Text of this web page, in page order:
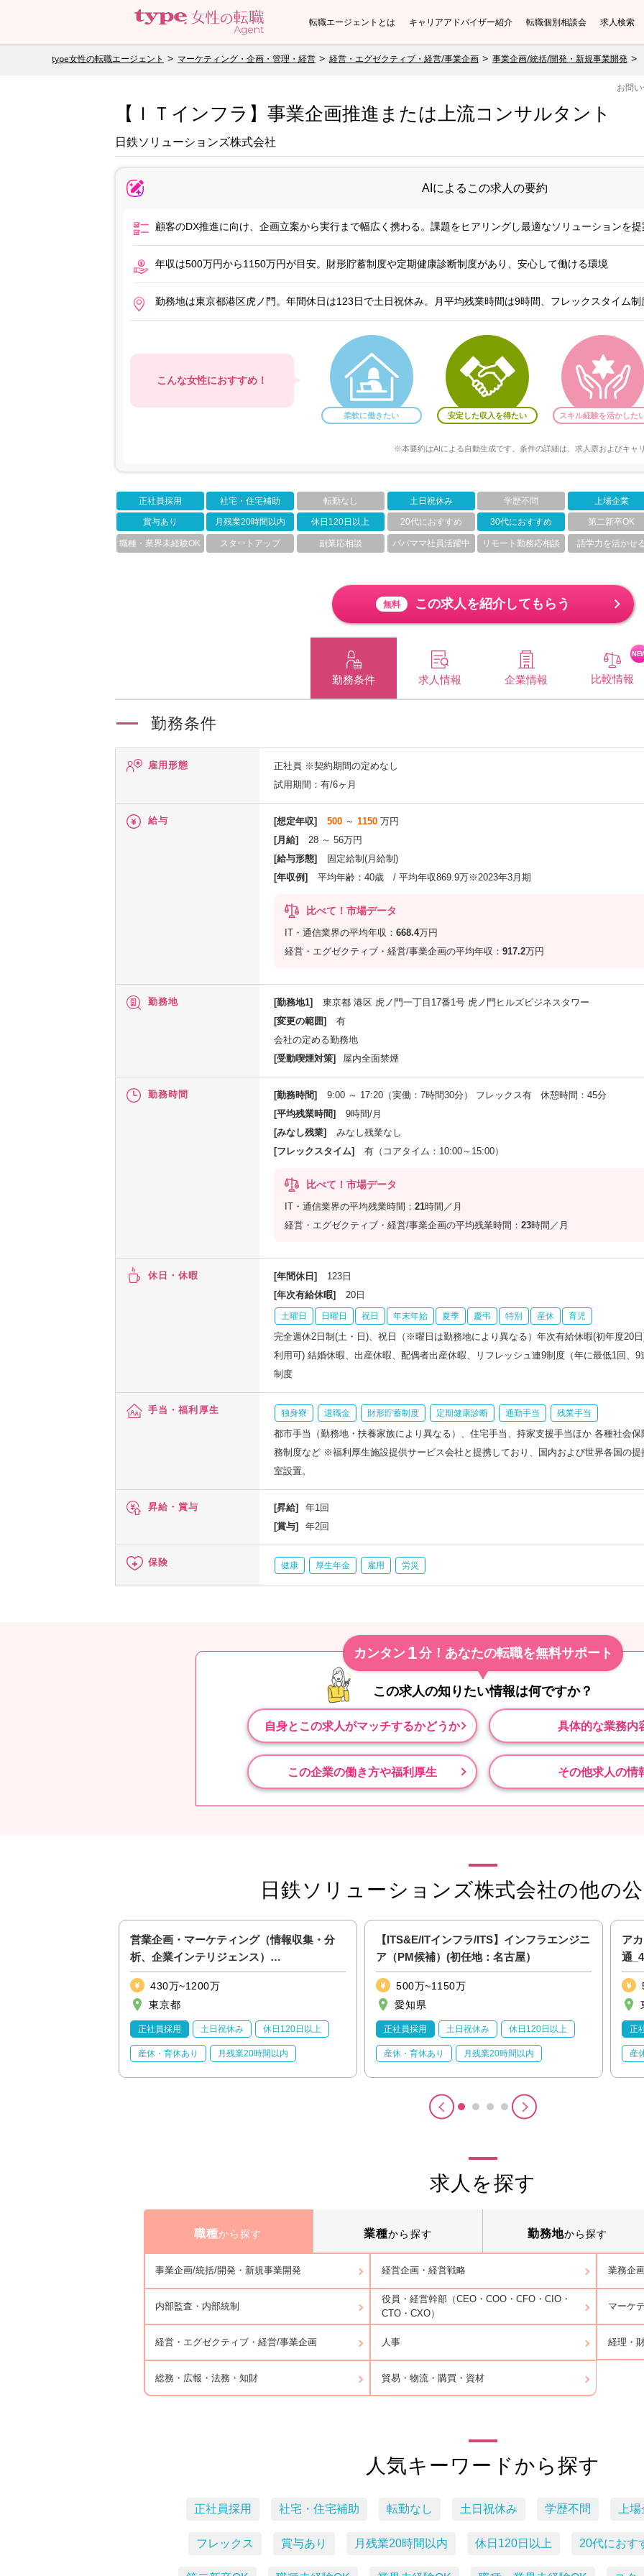
転職エージェントとは キャリアアドバイザー紹介 転職個別相談会 求人検索
type女性の転職エージェント マーケティング・企画・管理・経営 経営・エグゼクティブ・経営/事業企画 事業企画/統括/開発・新規事業開発
お問
【ＩＴインフラ】事業企画推進または上流コンサルタント
日鉄ソリューションズ株式会社
AIによるこの求人の要約
顧客のDX推進に向け、企画立案から実行まで幅広く携わる。課題をヒアリングし最適なソリューションを
年収は500万円から1150万円が目安。財形貯蓄制度や定期健康診断制度があり、安心して働ける環境
勤務地は東京都港区虎ノ門。年間休日は123日で土日祝休み。月平均残業時間は9時間、フレックスタイム制
こんな女性におすすめ！
柔軟に働きたい 安定した収入を得たい スキル経験を活かした
※本要約はAIによる自動生成です。条件の詳細は、求人票およびキャ
正社員採用 社宅・住宅補助 転勤なし 土日祝休み 学歴不問 上場企業
賞与あり 月残業20時間以内 休日120日以上 20代におすすめ 30代におすすめ 第二新卒OK
職種・業界未経験OK スタートアップ 副業応相談 パパママ社員活躍中 リモート勤務応相談 語学力を活かせ
無料 この求人を紹介してもらう
勤務条件 求人情報 企業情報 比較情報
勤務条件
雇用形態 正社員 ※契約期間の定めなし
試用期間：有/6ヶ月
給与 [想定年収] 500 ～ 1150 万円
[月給]
28 ～ 56万円
[給与形態]
固定給制(月給制)
[年収例]
平均年齢：40歳 / 平均年収869.9万※2023年3月期
比べて！市場データ
IT・通信業界の平均年収： 668.4万円
経営・エグゼクティブ・経営/事業企画の平均年収： 917.2万円
勤務地 [勤務地1]
東京都 港区 虎ノ門一丁目17番1号 虎ノ門ヒルズビジネスタワー
[変更の範囲]
有
会社の定める勤務地
[受動喫煙対策]
屋内全面禁煙
勤務時間 [勤務時間]
9:00 ～ 17:20（実働：7時間30分） フレックス有 休憩時間：45分
[平均残業時間]
9時間/月
[みなし残業]
みなし残業なし
[フレックスタイム]
有（コアタイム：10:00～15:00）
比べて！市場データ
IT・通信業界の平均残業時間： 21時間／月
経営・エグゼクティブ・経営/事業企画の平均残業時間： 23時間／月
休日・休暇 [年間休日]
123日
[年次有給休暇]
20日
土曜日 日曜日 祝日 年末年始 夏季 慶弔 特別 産休 育児
完全週休2日制(土・日)、祝日（※曜日は勤務地により異なる）年次有給休暇(初年度20
利用可) 結婚休暇、出産休暇、配偶者出産休暇、リフレッシュ連9制度（年に最低1回、
制度
手当・福利厚生 独身寮 退職金 財形貯蓄制度 定期健康診断 通勤手当 残業手当
都市手当（勤務地・扶養家族により異なる）、住宅手当、持家支援手当ほか 各種社会
務制度など ※福利厚生施設提供サービス会社と提携しており、国内および世界各国の
室設置。
昇給・賞与 [昇給]
年1回
[賞与]
年2回
保険 健康 厚生年金 雇用 労災
カンタン 1分！あなたの転職を無料サポート
この求人の知りたい情報は何ですか？
自身とこの求人がマッチするかどうか 具体的な業務内
この企業の働き方や福利厚生 その他求人の情
日鉄ソリューションズ株式会社の他の
営業企画・マーケティング（情報収集・分
析、企業インテリジェンス）
【ITS&E/S&M2_39】
430万~1200万
東京都
正社員採用 土日祝休み 休日120日以上
産休・育休あり 月残業20時間以内
【ITS&E/ITインフラ/ITS】インフラエンジニ
ア（PM候補）(初任地：名古屋）
500万~1150万
愛知県
正社員採用 土日祝休み 休日120日以上
産休・育休あり 月残業20時間以内
ア
通
正
産
求人を探す
職種から探す 業種から探す 勤務地から探す
事業企画/統括/開発・新規事業開発 経営企画・経営戦略 業務企
内部監査・内部統制
役員・経営幹部（CEO・COO・CFO・CIO・
CTO・CXO）
マーケ
経営・エグゼクティブ・経営/事業企画 人事 経理・
総務・広報・法務・知財 貿易・物流・購買・資材
人気キーワードから探す
正社員採用 社宅・住宅補助 転勤なし 土日祝休み 学歴不問 上
フレックス 賞与あり 月残業20時間以内 休日120日以上 20代におす